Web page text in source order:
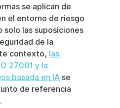
se aplican de
el entorno de riesgo
solo las suposiciones
de la
contexto, las
27001 y la
basada en IA se
de referencia